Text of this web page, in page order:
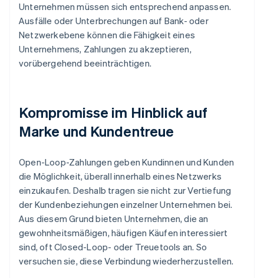
Unternehmen müssen sich entsprechend anpassen.
Ausfälle oder Unterbrechungen auf Bank- oder
Netzwerkebene können die Fähigkeit eines
Unternehmens, Zahlungen zu akzeptieren,
vorübergehend beeinträchtigen.
Kompromisse im Hinblick auf
Marke und Kundentreue
Open-Loop-Zahlungen geben Kundinnen und Kunden
die Möglichkeit, überall innerhalb eines Netzwerks
einzukaufen. Deshalb tragen sie nicht zur Vertiefung
der Kundenbeziehungen einzelner Unternehmen bei.
Aus diesem Grund bieten Unternehmen, die an
gewohnheitsmäßigen, häufigen Käufen interessiert
sind, oft Closed-Loop- oder Treuetools an. So
versuchen sie, diese Verbindung wiederherzustellen.